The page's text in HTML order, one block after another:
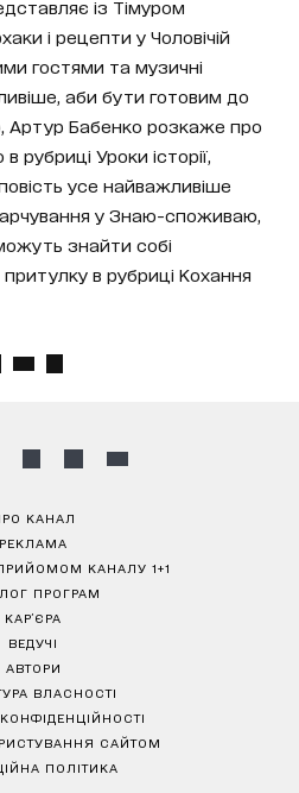
із Тімуром
і рецепти у Чоловічій
гостями та музичні
аби бути готовим до
Артур Бабенко розкаже про
рубриці Уроки історії,
усе найважливіше
у Знаю-споживаю,
знайти собі
в рубриці Кохання
КАНАЛ
РЕКЛАМА
КАНАЛУ 1+1
ПРОГРАМ
КАР’ЄРА
ВЕДУЧІ
АВТОРИ
ВЛАСНОСТІ
САЙТОМ
ПОЛІТИКА